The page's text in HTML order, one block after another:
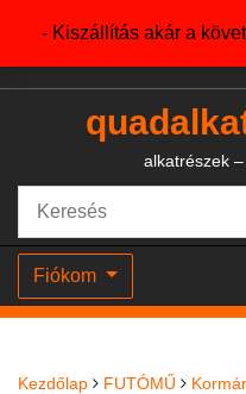
- Kiszállítás akár a
+36204327386
alkatrészek
Fiókom
Kezdőlap FUTÓMŰ